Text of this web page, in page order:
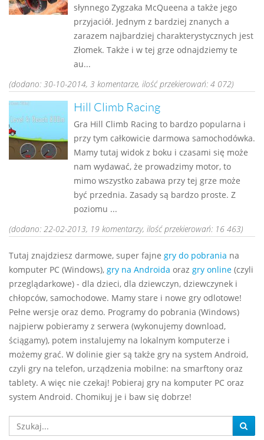
słynnego Zygzaka McQueena a także jego
przyjaciół. Jednym z bardziej znanych a
zarazem najbardziej charakterystycznych jest
Złomek. Także i w tej grze odnajdziemy te
au...
(dodano: 30-10-2014, 3 komentarze, ilość przekierowań: 4 072)
Hill Climb Racing
Gra Hill Climb Racing to bardzo popularna i
przy tym całkowicie darmowa samochodówka.
Mamy tutaj widok z boku i czasami się może
nam wydawać, że prowadzimy motor, to
mimo wszystko zabawa przy tej grze może
być przednia. Zasady są bardzo proste. Z
poziomu ...
(dodano: 22-02-2013, 19 komentarzy, ilość przekierowań: 16 463)
Tutaj znajdziesz darmowe, super fajne gry do pobrania na
komputer PC (Windows), gry na Androida oraz gry online (czyli
przeglądarkowe) - dla dzieci, dla dziewczyn, dziewczynek i
chłopców, samochodowe. Mamy stare i nowe gry odlotowe!
Pełne wersje oraz demo. Programy do pobrania (Windows)
najpierw pobieramy z serwera (wykonujemy download,
ściągamy), potem instalujemy na lokalnym komputerze i
możemy grać. W dolinie gier są także gry na system Android,
czyli gry na telefon, urządzenia mobilne: na smarftony oraz
tablety. A więc nie czekaj! Pobieraj gry na komputer PC oraz
system Android. Chomikuj je i baw się dobrze!